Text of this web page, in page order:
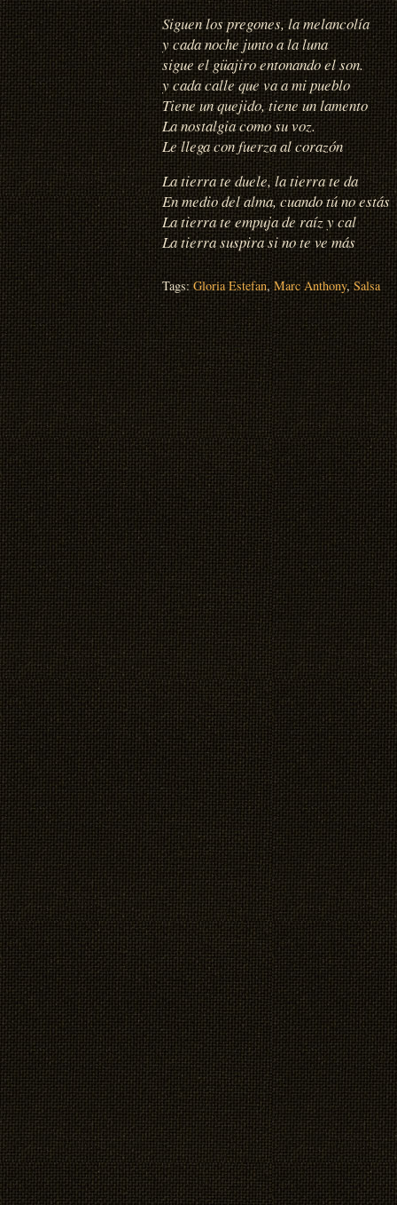
Siguen los pregones, la melancolía
y cada noche junto a la luna
sigue el güajiro entonando el son.
y cada calle que va a mi pueblo
Tiene un quejido, tiene un lamento
La nostalgia como su voz.
Le llega con fuerza al corazón
La tierra te duele, la tierra te da
En medio del alma, cuando tú no estás
La tierra te empuja de raíz y cal
La tierra suspira si no te ve más
Tags:Gloria Estefan,Marc Anthony,Salsa